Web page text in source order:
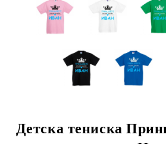
Детска тениска